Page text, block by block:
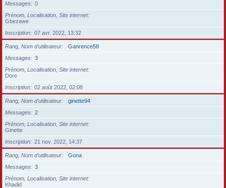
Messages
0
Prénom, Localisation, Site internet
Gbezawe
Inscription
07 avr. 2022, 13:32
Rang, Nom d’utilisateur
Ganrence58
Messages
3
Prénom, Localisation, Site internet
Dore
Inscription
02 août 2022, 02:08
Rang, Nom d’utilisateur
ginette94
Messages
2
Prénom, Localisation, Site internet
Ginette
Inscription
21 nov. 2022, 14:37
Rang, Nom d’utilisateur
Gona
Messages
3
Prénom, Localisation, Site internet
Khadid